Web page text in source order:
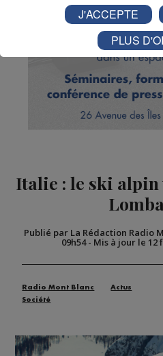
Italie : le ski alpin
Publié par La Rédaction Radio
09h54- Mis à jour le 12
Radio Mont Blanc
Actus
Société
J'ACCEPTE
PLUS